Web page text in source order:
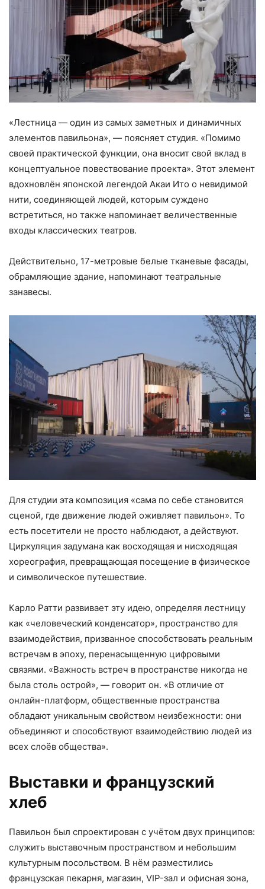
«Лестница — один из самых заметных и динамичных
элементов павильона», — поясняет студия. «Помимо
своей практической функции, она вносит свой вклад в
концептуальное повествование проекта». Этот элемент
вдохновлён японской легендой Акаи Ито о невидимой
нити, соединяющей людей, которым суждено
встретиться, но также напоминает величественные
входы классических театров.
Действительно, 17-метровые белые тканевые фасады,
обрамляющие здание, напоминают театральные
занавесы.
Для студии эта композиция «сама по себе становится
сценой, где движение людей оживляет павильон». То
есть посетители не просто наблюдают, а действуют.
Циркуляция задумана как восходящая и нисходящая
хореография, превращающая посещение в физическое
и символическое путешествие.
Карло Ратти развивает эту идею, определяя лестницу
как «человеческий конденсатор», пространство для
взаимодействия, призванное способствовать реальным
встречам в эпоху, перенасыщенную цифровыми
связями. «Важность встреч в пространстве никогда не
была столь острой», — говорит он. «В отличие от
онлайн-платформ, общественные пространства
обладают уникальным свойством неизбежности: они
объединяют и способствуют взаимодействию людей из
всех слоёв общества».
Выставки и французский
хлеб
Павильон был спроектирован с учётом двух принципов:
служить выставочным пространством и небольшим
культурным посольством. В нём разместились
французская пекарня, магазин, VIP-зал и офисная зона,